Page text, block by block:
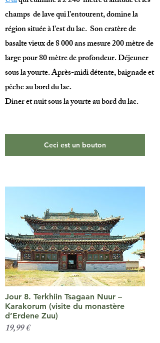
champs de lave qui l’entourent, domine la
région située à l’est du lac. Son cratère de
basalte vieux de 8 000 ans mesure 200 mètre de
large pour 80 mètre de profondeur. Déjeuner
sous la yourte. Après-midi détente, baignade et
pêche au bord du lac.
Diner et nuit sous la yourte au bord du lac.
Ceci est un bouton
Jour 8. Terkhiin Tsagaan Nuur –
Karakorum (visite du monastère
d’Erdene Zuu)
19,99 €